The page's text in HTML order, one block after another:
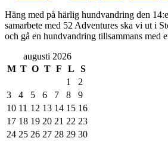
Häng med på härlig hundvandring den
samarbete med 52 Adventures ska vi ut i
och gå en hundvandring tillsammans med
augusti 2026
M T O T F L
S
1
2
3
4 5 6 7 8
9
10 11 12 13 14 15 16
17 18 19 20 21 22 23
24 25 26 27 28 29 30